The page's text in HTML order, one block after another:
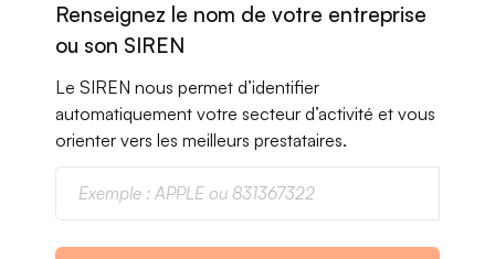
Renseignez le nom de votre entreprise
ou son SIREN
Le SIREN nous permet d’identifier
automatiquement votre secteur d’activité et vous
orienter vers les meilleurs prestataires.